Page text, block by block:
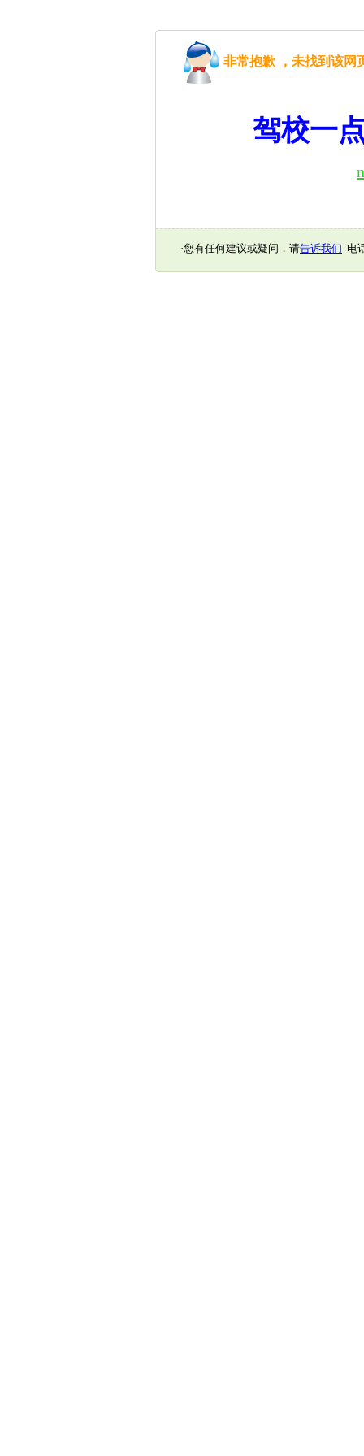
非常抱歉 ，未找到该
驾校一
·您有任何建议或疑问，请告诉我们 电